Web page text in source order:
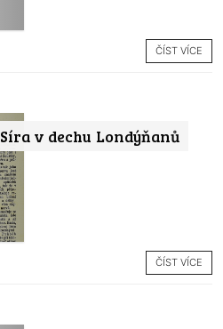
ČÍST VÍCE
Síra v dechu Londýňanů
ČÍST VÍCE